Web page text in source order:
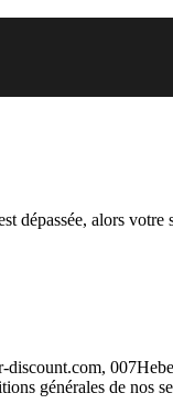
alors
discount.com,
générales de nos